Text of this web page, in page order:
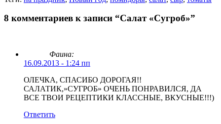
8 комментариев к записи “Салат «Сугроб»”
Фаина:
16.09.2013 - 1:24 пп
ОЛЕЧКА, СПАСИБО ДОРОГАЯ!!
САЛАТИК,»СУГРОБ» ОЧЕНЬ ПОНРАВИЛСЯ, ДА
ВСЕ ТВОИ РЕЦЕПТИКИ КЛАССНЫЕ, ВКУСНЫЕ!!!)
Ответить